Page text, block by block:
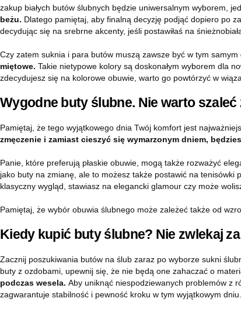
zakup białych butów ślubnych będzie uniwersalnym wyborem,
beżu. Dlatego pamiętaj, aby finalną decyzję podjąć dopiero po
decydując się na srebrne akcenty, jeśli postawiłaś na
Czy zatem suknia i para butów muszą zawsze być w tym samym
miętowe. Takie nietypowe kolory są doskonałym wyborem dla
zdecydujesz się na kolorowe obuwie, warto go powtórzyć w
Wygodne buty ślubne. Nie warto
Pamiętaj, że tego wyjątkowego dnia Twój komfort jest
zmęczenie i zamiast cieszyć się wymarzonym dniem,
Panie, które preferują płaskie obuwie, mogą także rozważyć
jako buty na zmianę, ale to możesz także postawić na
klasyczny wygląd, stawiasz na elegancki glamour czy może
Pamiętaj, że wybór obuwia ślubnego może zależeć także od
Kiedy kupić buty ślubne? Nie zwlekaj za
Zacznij poszukiwania butów na ślub zaraz po wyborze sukni
buty z ozdobami, upewnij się, że nie będą one zahaczać o
podczas wesela. Aby uniknąć niespodziewanych problemów z
zagwarantuje stabilność i pewność kroku w tym wyjątkowym dniu.